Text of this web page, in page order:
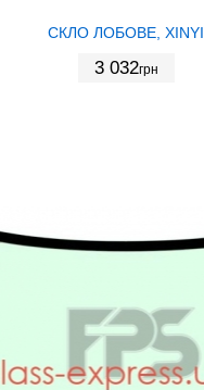
СКЛО ЛОБОВЕ, XINYI
3 032грн